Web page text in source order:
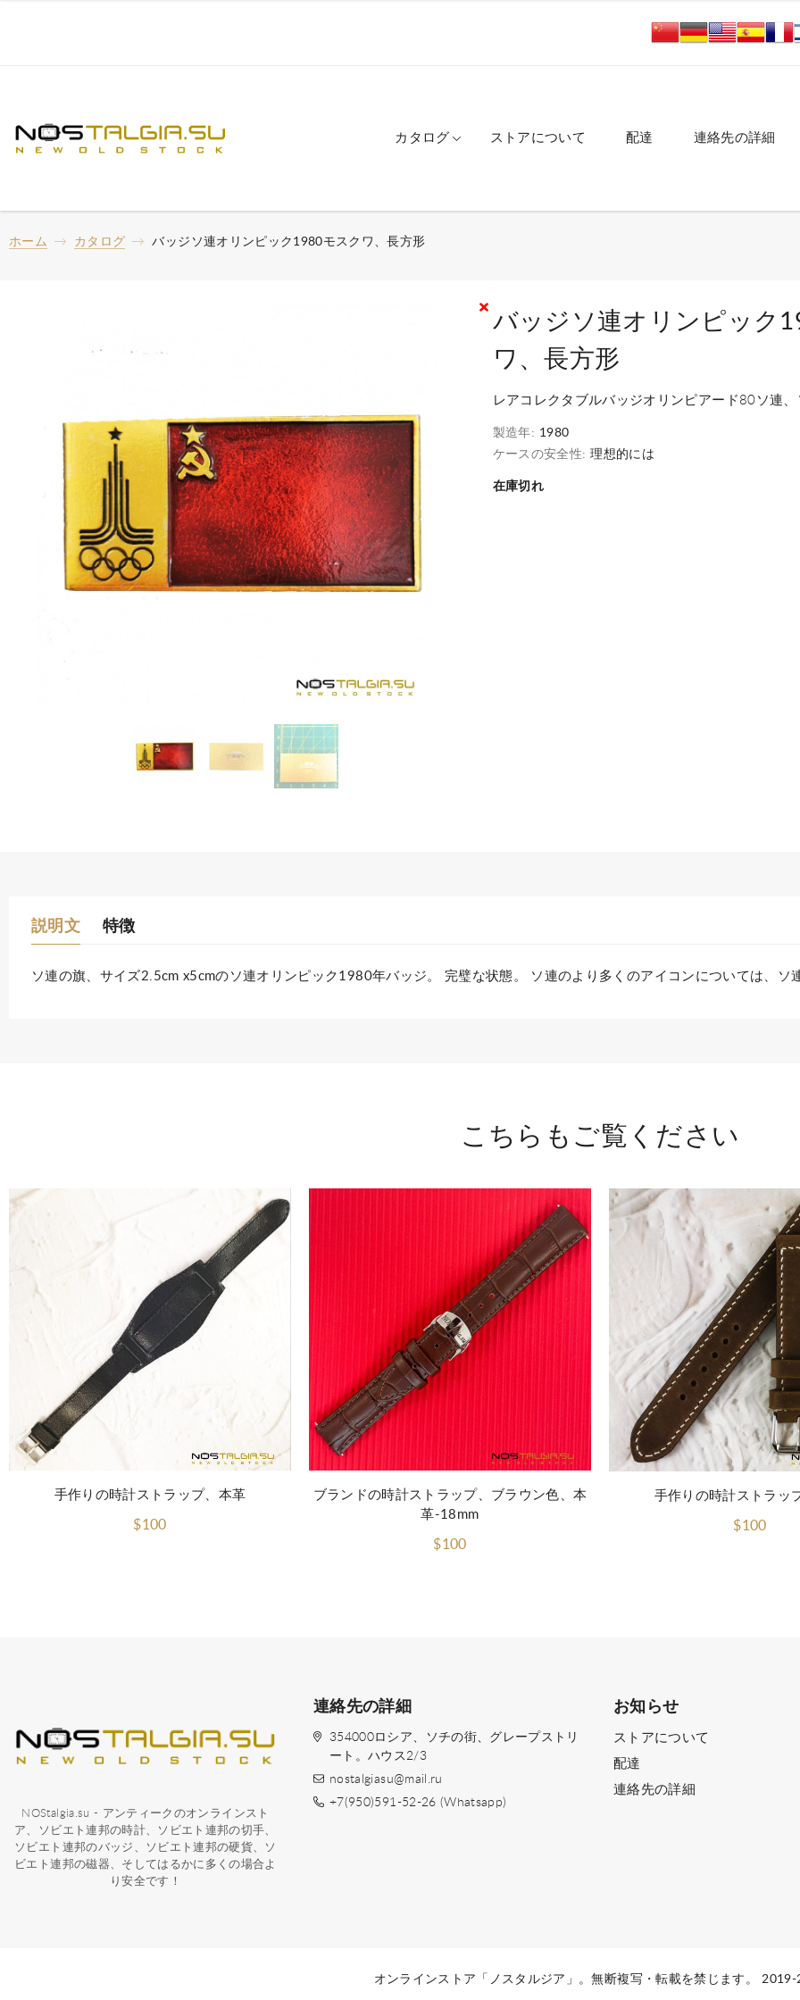
カタログ ストアについて 配達 連絡先の詳細
ホーム カタログ バッジソ連オリンピック1980モスクワ、長方形
バッジソ連オリンピック
ワ、長方形
レアコレクタブルバッジオリンピアード80ソ連
製造年: 1980
ケースの安全性: 理想的には
在庫切れ
説明文 特徴
ソ連の旗、サイズ2.5cm x5cmのソ連オリンピック1980年バッジ。 完璧な状態。 ソ連のより多くのアイコンについては、ソ
こちらもご覧ください
手作りの時計ストラップ、本革
$100
ブランドの時計ストラップ、ブラウン色、本
革-18mm
$100
手作りの時計ストラッ
$100
NOStalgia.su - アンティークのオンラインスト
ア、ソビエト連邦の時計、ソビエト連邦の切手、
ソビエト連邦のバッジ、ソビエト連邦の硬貨、ソ
ビエト連邦の磁器、そしてはるかに多くの場合よ
り安全です！
連絡先の詳細
354000ロシア、ソチの街、グレープストリ
ート。ハウス2/3
nostalgiasu@mail.ru
+7(950)591-52-26 (Whatsapp)
お知らせ
ストアについて
配達
連絡先の詳細
オンラインストア「ノスタルジア」。無断複写・転載を禁じます。